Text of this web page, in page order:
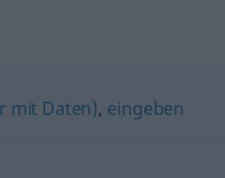
mit Daten), eingeben